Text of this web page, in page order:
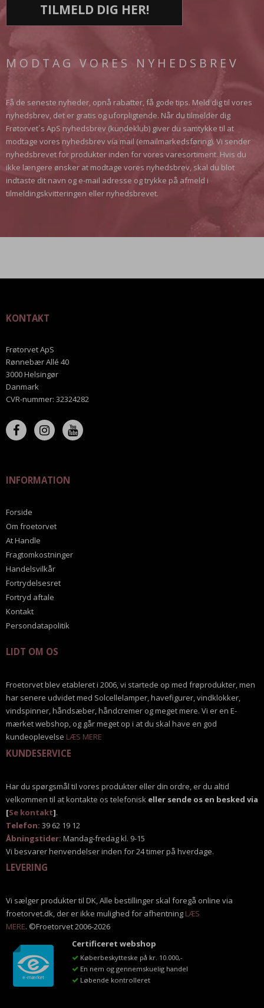
TILMELD DIG HER!
MODTAG VORES NYHEDSBREV
Få de seneste nyheder, opnå rabatter, få gode tips. Meld dig til vores
nyhedsbrev, det er gratis og uforpligtende. Når du tilmelder dig
Frøtorvet´s ApS nyhedsbrev (kundeklub) giver du samtykke til at
modtage vores nyhedsbrev via mail (emailmarkedsføring). Vi sender
nyhedsbrevet for produkter inden for vores varesortiment. Hvis du
ikke længere ønsker at modtage vores nyhedsbrev, skal du blot
indtaste dit navn og e-mail adresse og trykke på afmeld i
tilmeldingskvitteringen eller nyhedsbrevet.
KONTAKT
Frøtorvet ApS
Rønnebær Allé 40
3000 Helsingør
Danmark
CVR-nummer: 32324282
INFORMATION
Forside
Om froetorvet
At Handle
Fragtomkostninger
Handelsvilkår
Fortrydelsesret
Fortryd aftale
Kontakt
Persondatapolitik
LIDT OM OS
Froetorvet blev etableret i 2006, vi startede op med frøprodukter, men
har senere udvidet med Solcellelamper, havefigurer, vindklokker,
vindspinner, håndsæber, håndcremer og meget mere. Vi er en E-
mærket webshop, og går meget op i at du skal have en god
kundeoplevelse LÆS MERE
KUNDESERVICE
Har du spørgsmål til vores produkter eller din ordre, er du altid
velkommen til at kontakte os telefonisk eller sende os en besked via
[Se kontakt].
Telefon: 39 62 19 12
Åbningstider: Mandag-fredag kl. 9-15
Vi besvarer henvendelser inden for 24 timer på hverdage.
LEVERING
Vi sælger produkter til DK, Alle bestillinger skal foregå online via
froetorvet.dk, der er ikke mulighed for afhentning LÆS
MERE. ©Froetorvet 2006-2026
Certificeret webshop
Køberbeskytteske på kr. 10.000,-
En nem og gennemskuelig handel
Løbende kontrolleret